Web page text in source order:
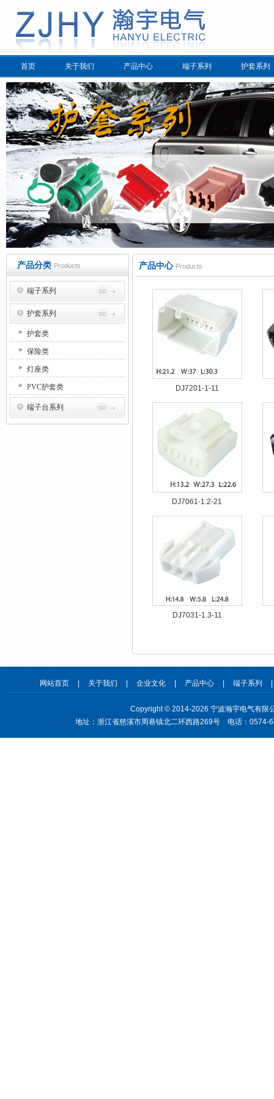
首页 关于我们 产品中心 端子系列 护套系列
产品分类 Products
端子系列
护套系列
护套类
保险类
灯座类
PVC护套类
端子台系列
产品中心 Products
DJ7201-1-11
DJ7061-1.2-21
DJ7031-1.3-11
网站首页 关于我们 企业文化 产品中心 端子系列
Copyright © 2014-2026 宁波瀚宇电气有
地址：浙江省慈溪市周巷镇北二环西路269号 电话：